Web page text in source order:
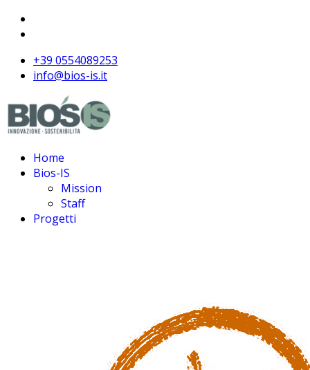
+39 0554089253
info@bios-is.it
Home
Bios-IS
Mission
Staff
Progetti